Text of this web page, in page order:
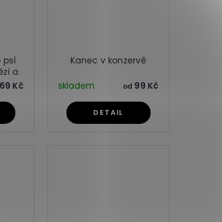
psí
a
Kč
Kanec v konzervě
skladem od 99 Kč
DETAIL